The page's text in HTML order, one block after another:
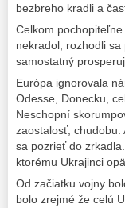
bezbreho kradli a
Celkom
nekradol, rozhodli
samostatný
Európa ignorovala
Odesse, Donecku,
Neschopní
zaostalosť, chudobu.
sa pozrieť do
ktorému Ukrajinci
Od začiatku vojny
bolo zrejmé že celú